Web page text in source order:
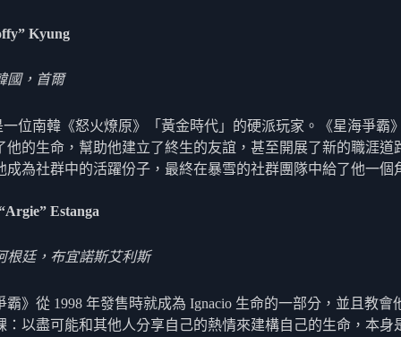
Kyung
國，首爾
一位南韓《怒火燎原》「黃金時代」的硬派玩家。《星海爭霸
他的生命，幫助他建立了終生的友誼，甚至開展了新的職涯道
成為社群中的活躍份子，最終在暴雪的社群團隊中給了他一個
Estanga
根廷，布宜諾斯艾利斯
霸》從 1998 年發售時就成為 Ignacio 生命的一部分，並且教會
：以盡可能和其他人分享自己的熱情來建構自己的生命，本身